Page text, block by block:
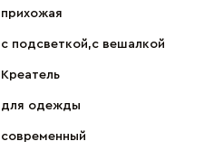
прихожая
с подсветкой,с вешалкой
Креатель
для одежды
современный